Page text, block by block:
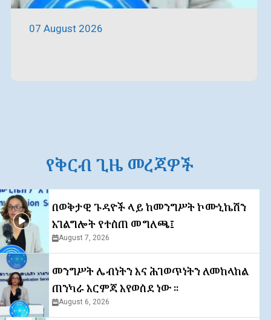
07 August 2026
የቅርብ ጊዜ መረጃዎች
በወቅታዊ ጉዳዮች ላይ ከመንግሥት ኮሙኒኬሽን
አገልግሎት የተሰጠ መግለጫ፤
August 7, 2026
መንግሥት ሌብነትን እና ሕገወጥነትን ለመከላከል
ጠንካራ እርምጃ እየወሰደ ነው ፡፡
August 6, 2026